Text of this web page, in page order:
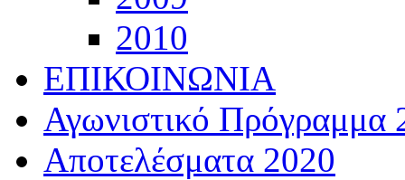
2010
ΕΠΙΚΟΙΝΩΝΙΑ
Αγωνιστικό Πρόγραμμα
Αποτελέσματα 2020